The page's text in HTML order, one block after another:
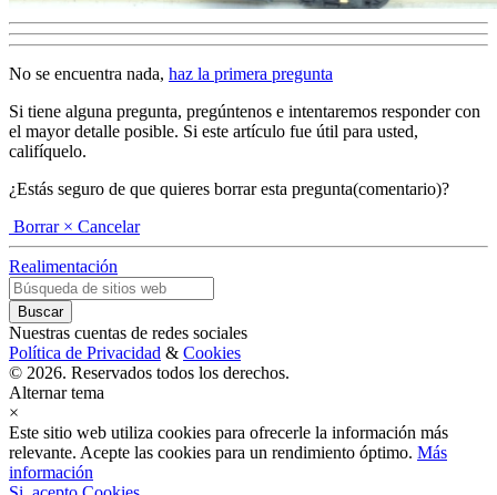
No se encuentra nada, haz la primera pregunta
Si tiene alguna pregunta, pregúntenos e intentaremos responder con
el mayor detalle posible. Si este artículo fue útil para usted,
califíquelo.
¿Estás seguro de que quieres borrar esta pregunta(comentario)?
Borrar × Cancelar
Realimentación
Nuestras cuentas de redes sociales
Política de Privacidad & Cookies
© 2026. Reservados todos los derechos.
Alternar tema
×
Este sitio web utiliza cookies para ofrecerle la información más
relevante. Acepte las cookies para un rendimiento óptimo. Más
información